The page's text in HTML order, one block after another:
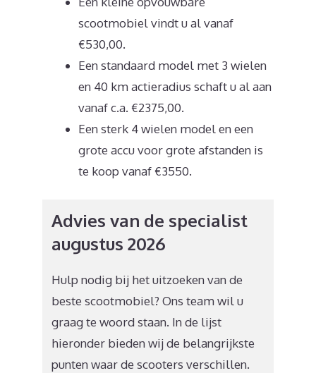
scootmobiel vindt u al vanaf
€530,00.
Een standaard model met 3 wielen
en 40 km actieradius schaft u al aan
vanaf c.a. €2375,00.
Een sterk 4 wielen model en een
grote accu voor grote afstanden is
te koop vanaf €3550.
Advies van de specialist
augustus 2026
Hulp nodig bij het uitzoeken van de
beste scootmobiel? Ons team wil u
graag te woord staan. In de lijst
hieronder bieden wij de belangrijkste
punten waar de scooters verschillen.